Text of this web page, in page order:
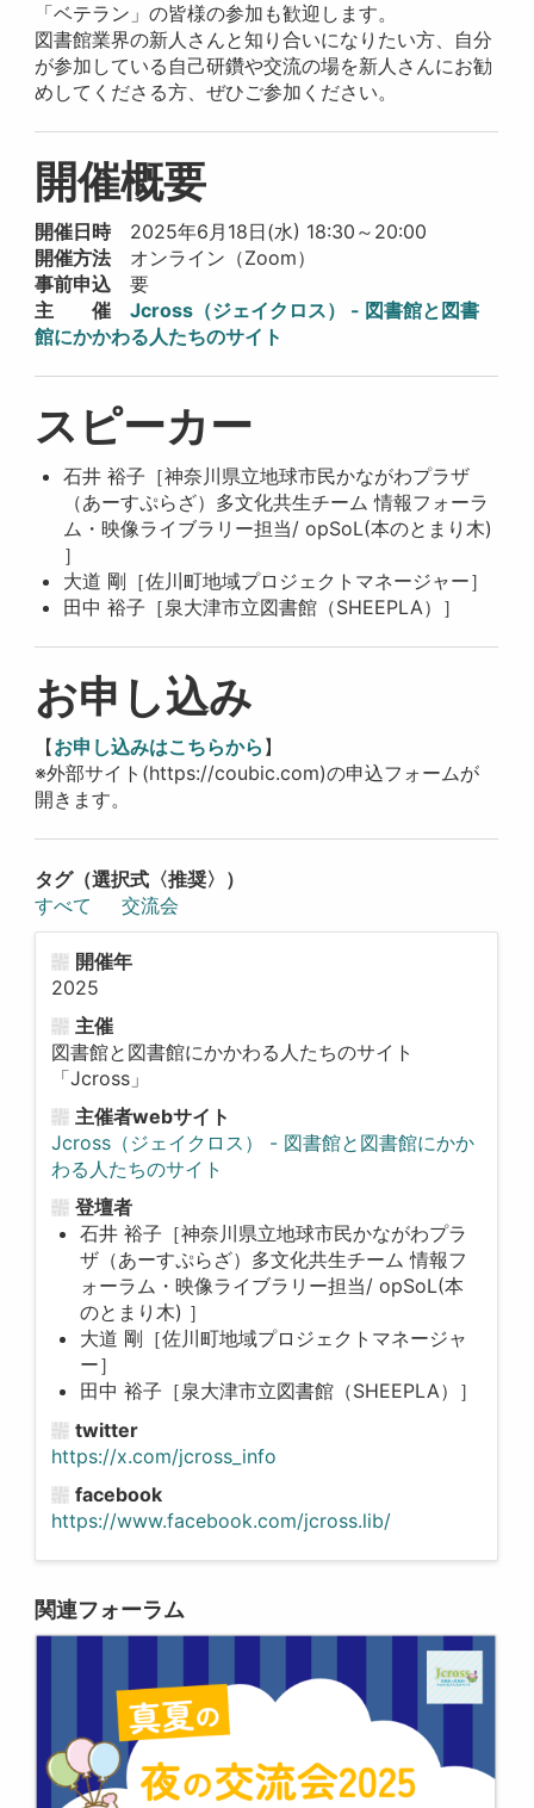
「ベテラン」の皆様の参加も歓迎します。
図書館業界の新人さんと知り合いになりたい方、自分
が参加している自己研鑽や交流の場を新人さんにお勧
めしてくださる方、ぜひご参加ください。
開催概要
開催日時2025年6月18日(水) 18:30～20:00
開催方法 オンライン（Zoom）
事前申込要
主 催Jcross（ジェイクロス） - 図書館と図書
館にかかわる人たちのサイト
スピーカー
石井 裕子［神奈川県立地球市民かながわプラザ
（あーすぷらざ）多文化共生チーム 情報フォーラ
ム・映像ライブラリー担当/ opSoL(本のとまり木)
］
大道 剛［佐川町地域プロジェクトマネージャー］
田中 裕子［泉大津市立図書館（SHEEPLA）］
お申し込み
【お申し込みはこちらから 】
※外部サイト(https://coubic.com)の申込フォームが
開きます。
タグ（選択式〈推奨〉）
すべて
交流会
開催年
2025
主催
図書館と図書館にかかわる人たちのサイト
「Jcross」
主催者webサイト
Jcross（ジェイクロス） - 図書館と図書館にかか
わる人たちのサイト
登壇者
石井 裕子［神奈川県立地球市民かながわプラ
ザ（あーすぷらざ）多文化共生チーム 情報フ
ォーラム・映像ライブラリー担当/ opSoL(本
のとまり木) ］
大道 剛［佐川町地域プロジェクトマネージャ
ー］
田中 裕子［泉大津市立図書館（SHEEPLA）］
twitter
https://x.com/jcross_info
facebook
https://www.facebook.com/jcross.lib/
関連フォーラム